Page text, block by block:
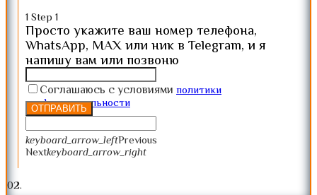
1 Step 1
Просто укажите ваш номер телефона,
WhatsApp, MAX или ник в Telegram, и я
напишу вам или позвоню
Соглашаюсь с условиями политики
конфиденциальности
ОТПРАВИТЬ
keyboard_arrow_leftPrevious
Nextkeyboard_arrow_right
02.